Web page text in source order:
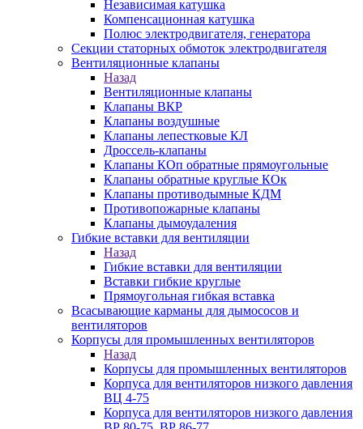
Независимая катушка
Компенсационная катушка
Полюс электродвигателя, генератора
Секции статорных обмоток электродвигателя
Вентиляционные клапаны
Назад
Вентиляционные клапаны
Клапаны ВКР
Клапаны воздушные
Клапаны лепестковые КЛ
Дроссель-клапаны
Клапаны КОп обратные прямоугольные
Клапаны обратные круглые КОк
Клапаны противодымные КДМ
Противопожарные клапаны
Клапаны дымоудаления
Гибкие вставки для вентиляции
Назад
Гибкие вставки для вентиляции
Вставки гибкие круглые
Прямоугольная гибкая вставка
Всасывающие карманы для дымососов и
вентиляторов
Корпусы для промышленных вентиляторов
Назад
Корпусы для промышленных вентиляторов
Корпуса для вентиляторов низкого давления
ВЦ 4-75
Корпуса для вентиляторов низкого давления